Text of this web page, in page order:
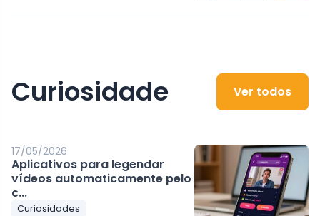
Curiosidade Ver todos
17/05/2026
Aplicativos para legendar
vídeos automaticamente pelo
c...
Curiosidades